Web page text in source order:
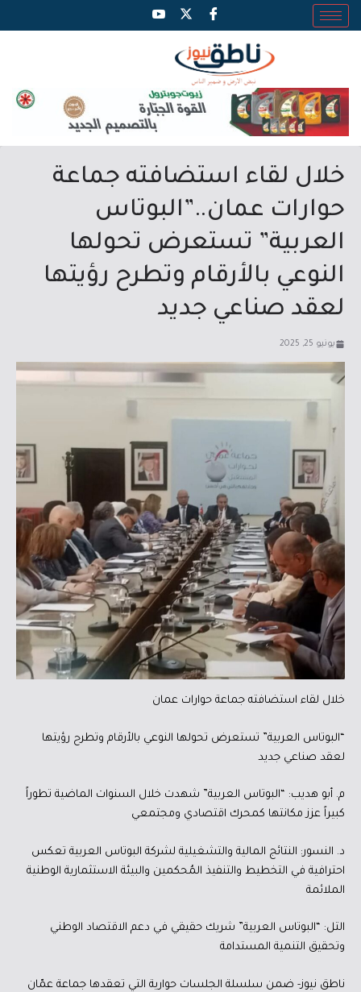
خلال لقاء استضافته جماعة
حوارات عمان..”البوتاس
العربية” تستعرض تحولها
النوعي بالأرقام وتطرح رؤيتها
لعقد صناعي جديد
يونيو 25, 2025
خلال لقاء استضافته جماعة حوارات عمان
“البوتاس العربية” تستعرض تحولها النوعي بالأرقام وتطرح رؤيتها
لعقد صناعي جديد
م. أبو هديب: “البوتاس العربية” شهدت خلال السنوات الماضية تطوراً
كبيراً عزز مكانتها كمحرك اقتصادي ومجتمعي
د. النسور: النتائج المالية والتشغيلية لشركة البوتاس العربية تعكس
احترافية في التخطيط والتنفيذ المُحكمين والبيئة الاستثمارية الوطنية
الملائمة
التل: “البوتاس العربية” شريك حقيقي في دعم الاقتصاد الوطني
وتحقيق التنمية المستدامة
ناطق نيوز- ضمن سلسلة الجلسات حوارية التي تعقدها جماعة عمّان